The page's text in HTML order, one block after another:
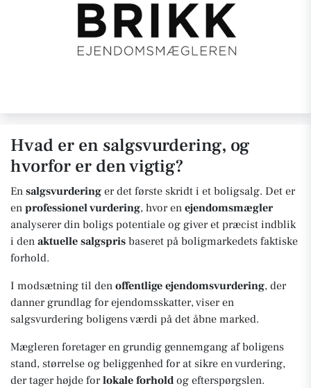
Hvad er en salgsvurdering, og
hvorfor er den vigtig?
En salgsvurdering er det første skridt i et boligsalg. Det er
en professionel vurdering, hvor en ejendomsmægler
analyserer din boligs potentiale og giver et præcist indblik
i den aktuelle salgspris baseret på boligmarkedets faktiske
forhold.
I modsætning til den offentlige ejendomsvurdering, der
danner grundlag for ejendomsskatter, viser en
salgsvurdering boligens værdi på det åbne marked.
Mægleren foretager en grundig gennemgang af boligens
stand, størrelse og beliggenhed for at sikre en vurdering,
der tager højde forlokale forhold og efterspørgslen.